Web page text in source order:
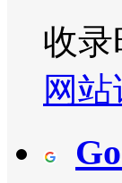
收录
网